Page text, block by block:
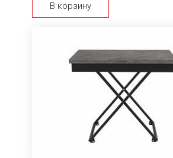
В корзину